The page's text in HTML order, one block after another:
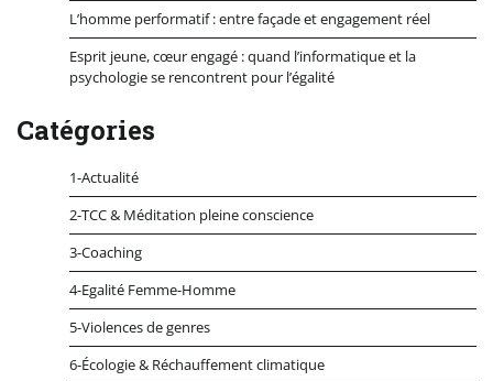
L’homme performatif : entre façade et engagement réel
Esprit jeune, cœur engagé : quand l’informatique et la
psychologie se rencontrent pour l’égalité
Catégories
1-Actualité
2-TCC & Méditation pleine conscience
3-Coaching
4-Egalité Femme-Homme
5-Violences de genres
6-Écologie & Réchauffement climatique